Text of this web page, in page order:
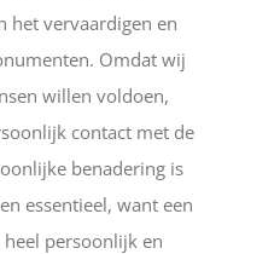
het vervaardigen en
Omdat wij
willen voldoen,
contact met de
benadering is
essentieel, want een
persoonlijk en